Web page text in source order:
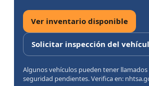
Ver inventario disponible
Solicitar inspección del
Algunos vehículos pueden tener
seguridad pendientes. Verifica en: